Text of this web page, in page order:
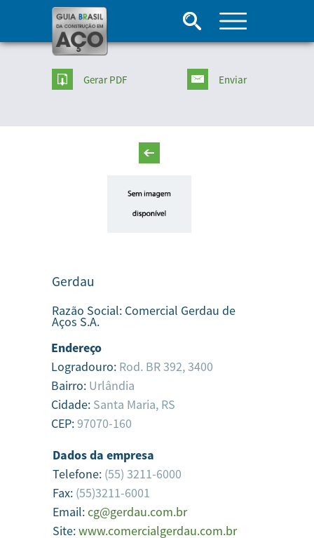
Gerar PDF Enviar
Gerdau
Razão Social: Comercial Gerdau de
Aços S.A.
Endereço
Logradouro: Rod. BR 392, 3400
Bairro: Urlândia
Cidade: Santa Maria, RS
CEP:97070-160
Dados da empresa
Telefone: (55) 3211-6000
Fax: (55)3211-6001
Email:cg@gerdau.com.br
Site:www.comercialgerdau.com.br